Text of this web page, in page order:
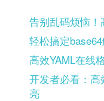
告别乱码烦恼
轻松搞定
高效YAML在线
开发者必看：
亮